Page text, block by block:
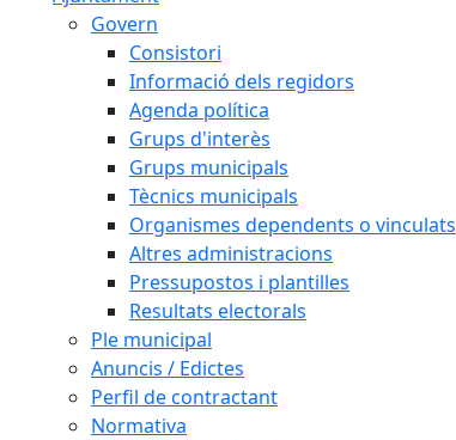
Govern
Consistori
Informació dels regidors
Agenda política
Grups d'interès
Grups municipals
Tècnics municipals
Organismes dependents o vinculats
Altres administracions
Pressupostos i plantilles
Resultats electorals
Ple municipal
Anuncis / Edictes
Perfil de contractant
Normativa